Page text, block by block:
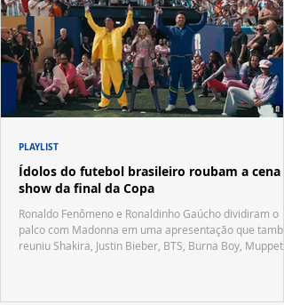
Ídolos do futebol brasileiro roubam a cena
show da final da Copa
Ronaldo Fenômeno e Ronaldinho Gaúcho dividiram o
palco com Madonna em uma apresentação que
reuniu Shakira, Justin Bieber, BTS, Burna Boy, Muppets,
PLAYLIST